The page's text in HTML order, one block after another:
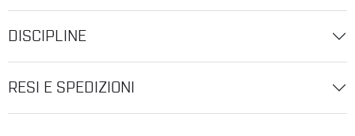
DISCIPLINE
RESI E SPEDIZIONI